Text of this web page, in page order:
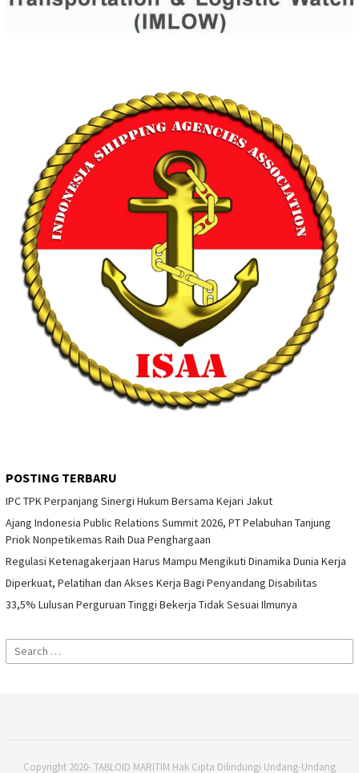
POSTING TERBARU
IPC TPK Perpanjang Sinergi Hukum Bersama Kejari Jakut
Ajang Indonesia Public Relations Summit 2026, PT Pelabuhan Tanjung
Priok Nonpetikemas Raih Dua Penghargaan
Regulasi Ketenagakerjaan Harus Mampu Mengikuti Dinamika Dunia Kerja
Diperkuat, Pelatihan dan Akses Kerja Bagi Penyandang Disabilitas
33,5% Lulusan Perguruan Tinggi Bekerja Tidak Sesuai Ilmunya
Search
for:
Copyright 2020- TABLOID MARITIM Hak Cipta Dilindungi Undang-Undang